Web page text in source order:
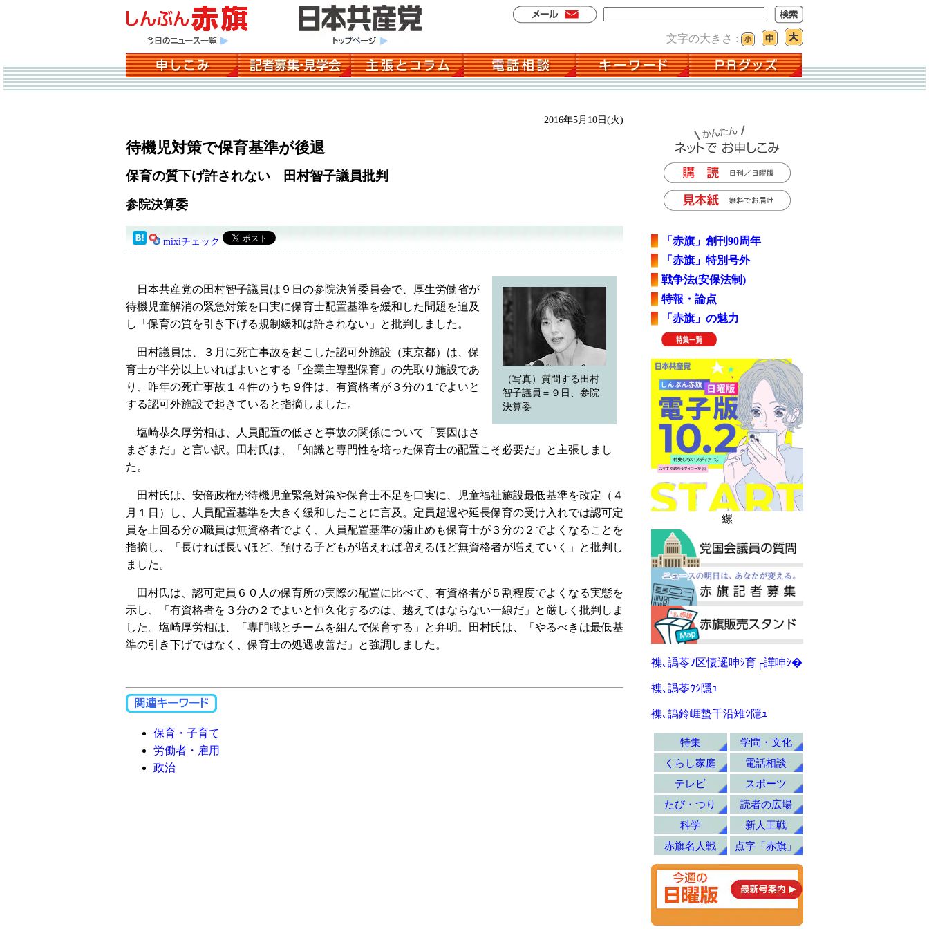
文字の大きさ :
2016年5月10日(火)
待機児対策で保育基準が後退
保育の質下げ許されない 田村智子議員批判
参院決算委
mixiチェック
（写真）質問する田村
智子議員＝９日、参院
決算委
日本共産党の田村智子議員は９日の参院決算委員会で、厚生労働省が
待機児童解消の緊急対策を口実に保育士配置基準を緩和した問題を追及
し「保育の質を引き下げる規制緩和は許されない」と批判しました。
田村議員は、３月に死亡事故を起こした認可外施設（東京都）は、保
育士が半分以上いればよいとする「企業主導型保育」の先取り施設であ
り、昨年の死亡事故１４件のうち９件は、有資格者が３分の１でよいと
する認可外施設で起きていると指摘しました。
塩崎恭久厚労相は、人員配置の低さと事故の関係について「要因はさ
まざまだ」と言い訳。田村氏は、「知識と専門性を培った保育士の配置こそ必要だ」と主張しまし
た。
田村氏は、安倍政権が待機児童緊急対策や保育士不足を口実に、児童福祉施設最低基準を改定（４
月１日）し、人員配置基準を大きく緩和したことに言及。定員超過や延長保育の受け入れでは認可定
員を上回る分の職員は無資格者でよく、人員配置基準の歯止めも保育士が３分の２でよくなることを
指摘し、「長ければ長いほど、預ける子どもが増えれば増えるほど無資格者が増えていく」と批判し
ました。
田村氏は、認可定員６０人の保育所の実際の配置に比べて、有資格者が５割程度でよくなる実態を
示し、「有資格者を３分の２でよいと恒久化するのは、越えてはならない一線だ」と厳しく批判しま
した。塩崎厚労相は、「専門職とチームを組んで保育する」と弁明。田村氏は、「やるべきは最低基
準の引き下げではなく、保育士の処遇改善だ」と強調しました。
保育・子育て
労働者・雇用
政治
「赤旗」創刊90周年
「赤旗」特別号外
戦争法(安保法制)
特報・論点
「赤旗」の魅力
縲
襍､譌苓ｦ区悽邏呻ｼ育┌譁呻ｼ�
襍､譌苓ｳｼ隱ｭ
襍､譌鈴崕蟄千沿雉ｼ隱ｭ
特集
学問・文化
くらし家庭
電話相談
テレビ
スポーツ
たび・つり
読者の広場
科学
新人王戦
赤旗名人戦
点字「赤旗」